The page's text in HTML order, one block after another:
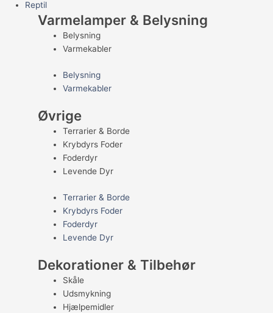
Reptil
Varmelamper & Belysning
Belysning
Varmekabler
Belysning
Varmekabler
Øvrige
Terrarier & Borde
Krybdyrs Foder
Foderdyr
Levende Dyr
Terrarier & Borde
Krybdyrs Foder
Foderdyr
Levende Dyr
Dekorationer & Tilbehør
Skåle
Udsmykning
Hjælpemidler